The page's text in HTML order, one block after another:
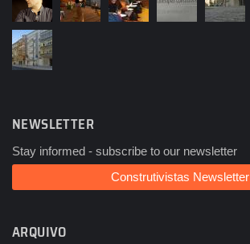
NEWSLETTER
Stay informed - subscribe to our newsletter
Construtivistas Newsletter
ARQUIVO